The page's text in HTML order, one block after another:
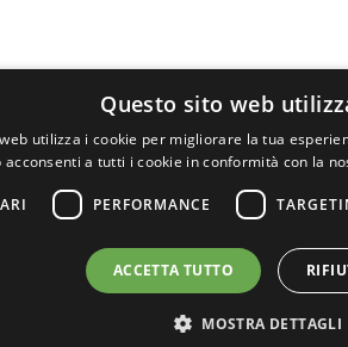
Questo sito web
utilizza i cookie per migliorare la tua
acconsenti a tutti i cookie in conformità con la
PERFORMANCE
ACCETTA TUTTO
MOSTRA DETTAGLI